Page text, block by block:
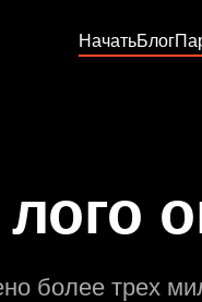
НачатьБлог
более трех